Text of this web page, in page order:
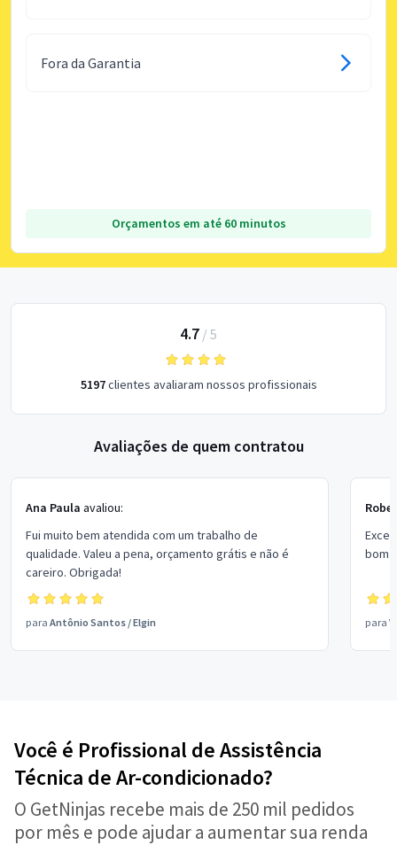
Fora da Garantia
Orçamentos em até 60 minutos
4.7 / 5
5197clientes avaliaram nossos profissionais
Avaliações de quem contratou
Ana Paula avaliou:
Fui muito bem atendida com um trabalho de
qualidade. Valeu a pena, orçamento grátis e não é
careiro. Obrigada!
para Antônio Santos /Elgin
bom
para
Você é Profissional de Assistência
Técnica de Ar-condicionado?
O GetNinjas recebe mais de 250 mil pedidos
por mês e pode ajudar a aumentar sua renda